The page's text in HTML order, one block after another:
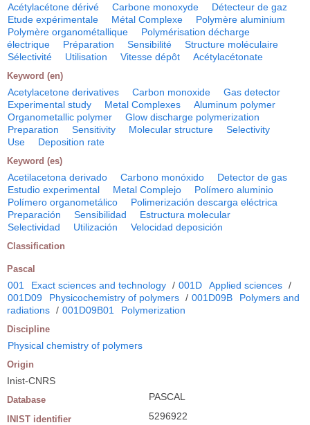
Acétylacétone dérivé Carbone monoxyde
Détecteur de gaz
Etude expérimentale
Métal Complexe
Polymère aluminium
Polymère organométallique
Polymérisation décharge
électrique
Préparation Sensibilité
Structure moléculaire
Sélectivité
Utilisation Vitesse dépôt Acétylacétonate
Keyword (en)
Acetylacetone derivatives Carbon monoxide
Gas detector
Experimental study
Metal Complexes
Aluminum polymer
Organometallic polymer
Glow discharge polymerization
Preparation
Sensitivity Molecular structure
Selectivity
Use
Deposition rate
Keyword (es)
Acetilacetona derivado Carbono monóxido
Detector de gas
Estudio experimental
Metal Complejo
Polímero aluminio
Polímero organometálico
Polimerización descarga eléctrica
Preparación
Sensibilidad
Estructura molecular
Selectividad
Utilización Velocidad deposición
Classification
Pascal
001 Exact sciences and technology / 001D Applied sciences /
001D09
Physicochemistry of polymers / 001D09B
Polymers and
radiations / 001D09B01 Polymerization
Discipline
Physical chemistry of polymers
Origin
Inist-CNRS
Database PASCAL
INIST identifier 5296922